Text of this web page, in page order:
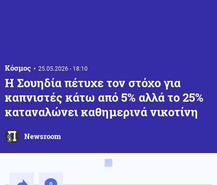
Κόσμος 25.05.2026 - 18:10
Η Σουηδία πέτυχε τον στόχο για
καπνιστές κάτω από 5% αλλά το 25%
καταναλώνει καθημερινά νικοτίνη
Newsroom